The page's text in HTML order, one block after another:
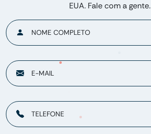
EUA. Fale com a gente.
NOME COMPLETO
E-MAIL
TELEFONE